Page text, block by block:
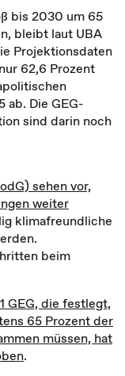
bis 2030 um 65
bleibt laut UBA
Projektionsdaten
62,6 Prozent
ab. Die GEG-
sind darin noch
sehen vor,
weiter
klimafreundliche
beim
GEG, die festlegt,
65 Prozent der
müssen, hat
.